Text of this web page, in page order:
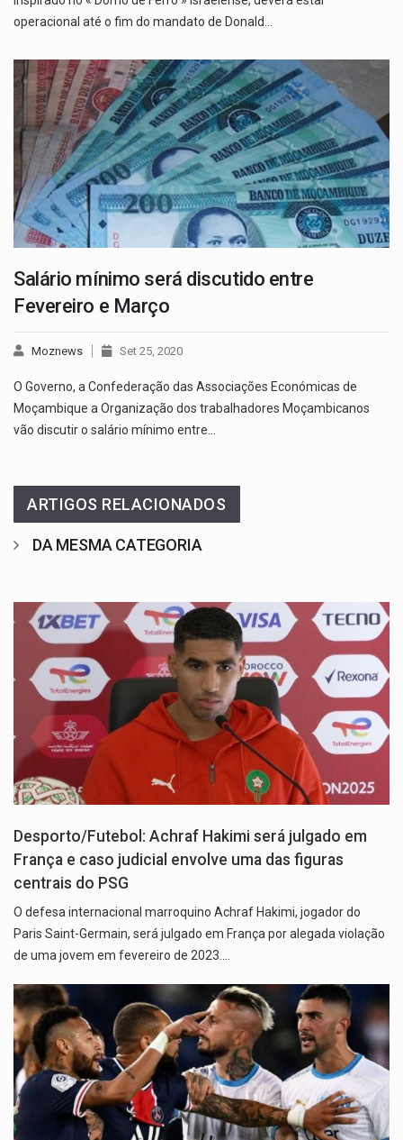
operacional até o fim do mandato de Donald…
Salário mínimo será discutido entre
Fevereiro e Março
Moznews Set 25, 2020
O Governo, a Confederação das Associações Económicas de
Moçambique a Organização dos trabalhadores Moçambicanos
vão discutir o salário mínimo entre…
ARTIGOS RELACIONADOS
DA MESMA CATEGORIA
Desporto/Futebol: Achraf Hakimi será julgado em
França e caso judicial envolve uma das figuras
centrais do PSG
O defesa internacional marroquino Achraf Hakimi, jogador do
Paris Saint-Germain, será julgado em França por alegada violação
de uma jovem em fevereiro de 2023.…